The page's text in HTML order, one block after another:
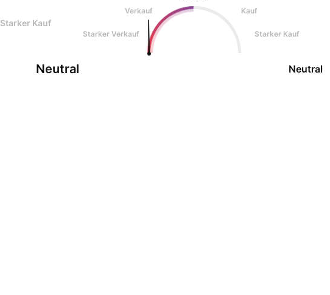
Starker Kauf
Neutral
Verkauf
Kauf
Starker Verkauf Starker Kauf
Neutral